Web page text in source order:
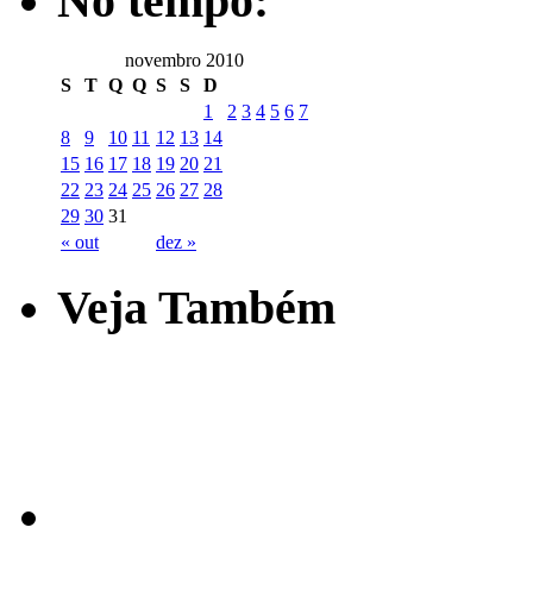
novembro 2010
S
T Q Q S S D
« out dez »
1 2 3 4 5 6 7
8
9 10 11 12 13 14
15 16 17 18 19 20 21
22 23 24 25 26 27 28
29 30 31
Veja Também